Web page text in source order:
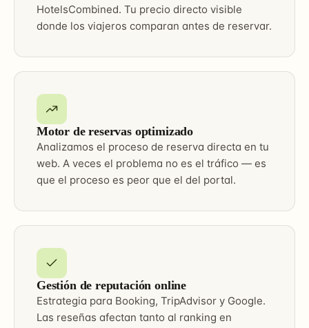
HotelsCombined. Tu precio directo visible
donde los viajeros comparan antes de reservar.
Motor de reservas optimizado
Analizamos el proceso de reserva directa en tu
web. A veces el problema no es el tráfico — es
que el proceso es peor que el del portal.
Gestión de reputación online
Estrategia para Booking, TripAdvisor y Google.
Las reseñas afectan tanto al ranking en